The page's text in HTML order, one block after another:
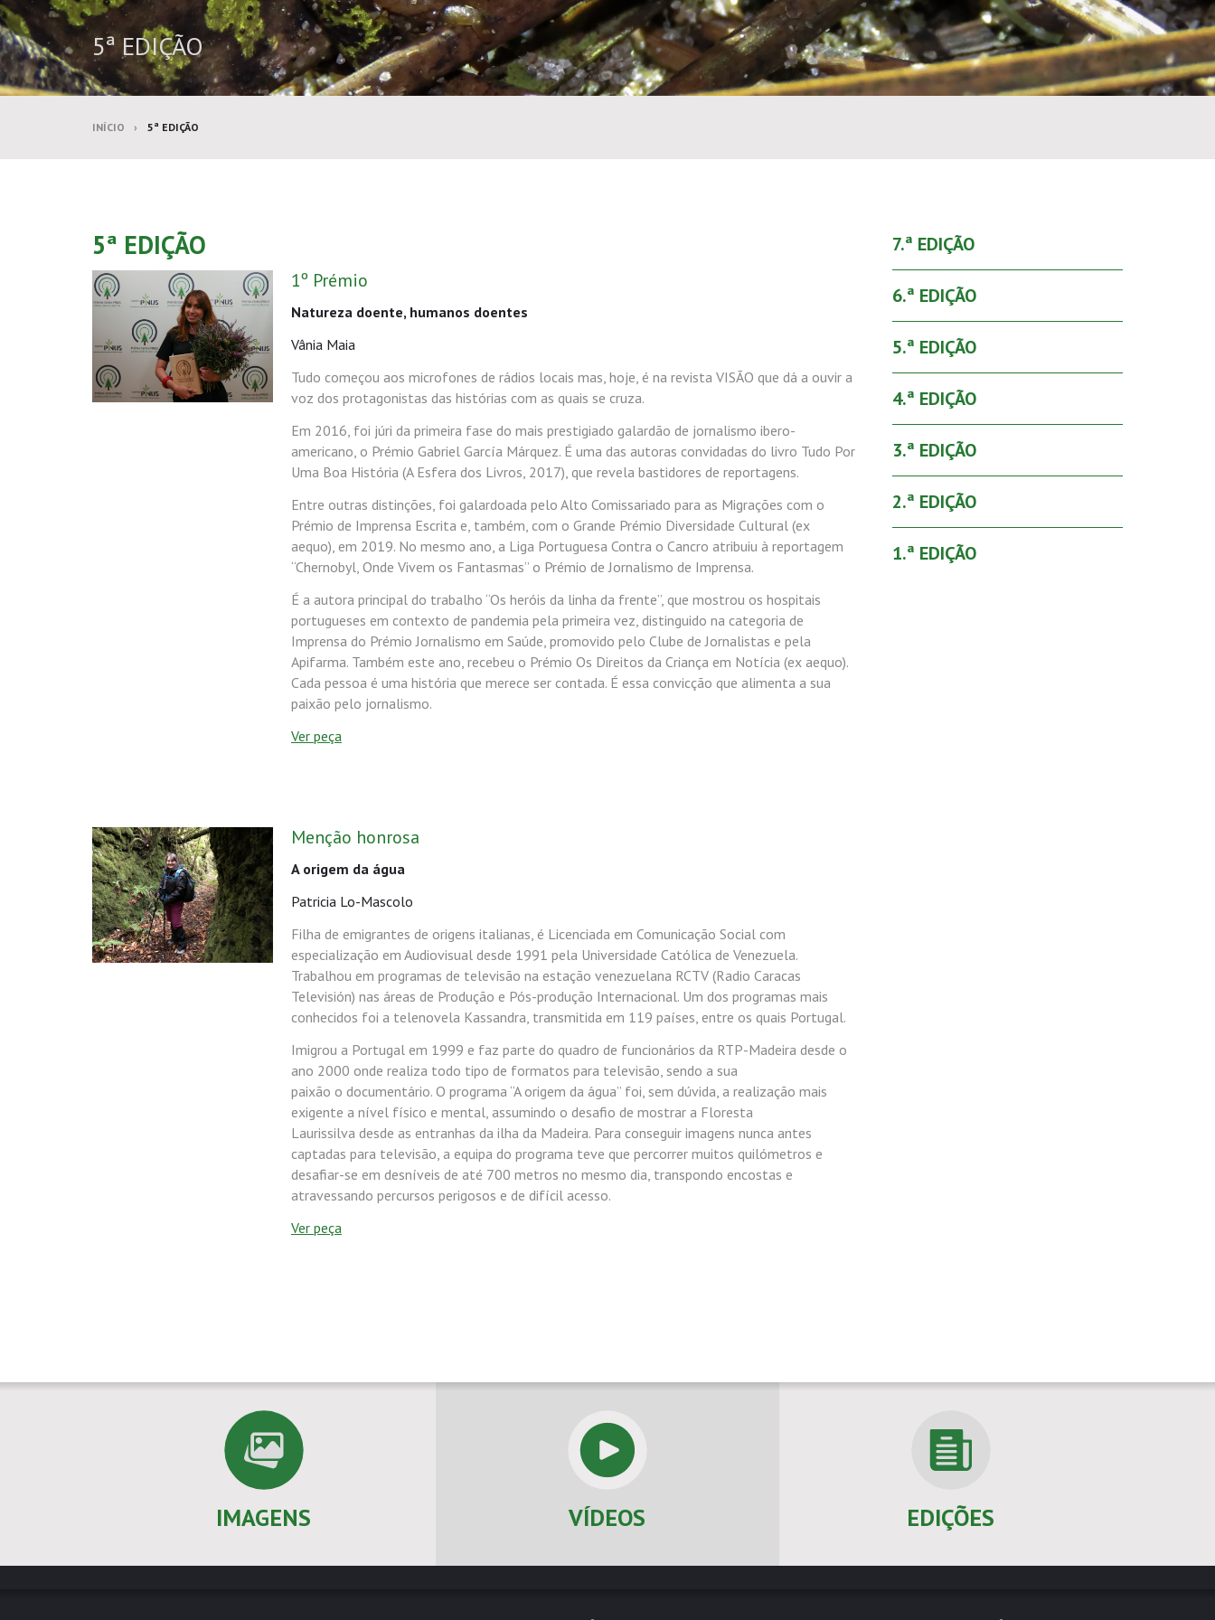
5ª EDIÇÃO
INÍCIO 5ª EDIÇÃO
7.ª EDIÇÃO
6.ª EDIÇÃO
5.ª EDIÇÃO
4.ª EDIÇÃO
3.ª EDIÇÃO
2.ª EDIÇÃO
1.ª EDIÇÃO
5ª EDIÇÃO
1º Prémio
Natureza doente, humanos doentes
Vânia Maia
Tudo começou aos microfones de rádios locais mas, hoje, é na revista VISÃO que dá a ouvir a
voz dos protagonistas das histórias com as quais se cruza.
Em 2016, foi júri da primeira fase do mais prestigiado galardão de jornalismo ibero-
americano, o Prémio Gabriel García Márquez. É uma das autoras convidadas do livro Tudo Por
Uma Boa História (A Esfera dos Livros, 2017), que revela bastidores de reportagens.
Entre outras distinções, foi galardoada pelo Alto Comissariado para as Migrações com o
Prémio de Imprensa Escrita e, também, com o Grande Prémio Diversidade Cultural (ex
aequo), em 2019. No mesmo ano, a Liga Portuguesa Contra o Cancro atribuiu à reportagem
“Chernobyl, Onde Vivem os Fantasmas” o Prémio de Jornalismo de Imprensa.
É a autora principal do trabalho “Os heróis da linha da frente”, que mostrou os hospitais
portugueses em contexto de pandemia pela primeira vez, distinguido na categoria de
Imprensa do Prémio Jornalismo em Saúde, promovido pelo Clube de Jornalistas e pela
Apifarma. Também este ano, recebeu o Prémio Os Direitos da Criança em Notícia (ex aequo).
Cada pessoa é uma história que merece ser contada. É essa convicção que alimenta a sua
paixão pelo jornalismo.
Ver peça
Menção honrosa
A origem da água
Patricia Lo-Mascolo
Filha de emigrantes de origens italianas, é Licenciada em Comunicação Social com
especialização em Audiovisual desde 1991 pela Universidade Católica de Venezuela.
Trabalhou em programas de televisão na estação venezuelana RCTV (Radio Caracas
Televisión) nas áreas de Produção e Pós-produção Internacional. Um dos programas mais
conhecidos foi a telenovela Kassandra, transmitida em 119 países, entre os quais Portugal.
Imigrou a Portugal em 1999 e faz parte do quadro de funcionários da RTP-Madeira desde o
ano 2000 onde realiza todo tipo de formatos para televisão, sendo a sua
paixão o documentário. O programa “A origem da água” foi, sem dúvida, a realização mais
exigente a nível físico e mental, assumindo o desafio de mostrar a Floresta
Laurissilva desde as entranhas da ilha da Madeira. Para conseguir imagens nunca antes
captadas para televisão, a equipa do programa teve que percorrer muitos quilómetros e
desafiar-se em desníveis de até 700 metros no mesmo dia, transpondo encostas e
atravessando percursos perigosos e de difícil acesso.
Ver peça
IMAGENS VÍDEOS EDIÇÕES